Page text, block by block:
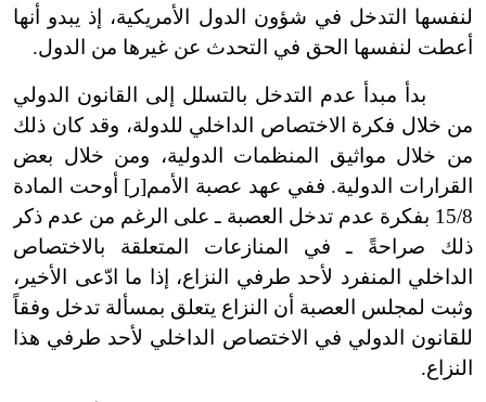
لنفسها التدخل في شؤون الدول الأمريكية، إذ يبدو أنها
أعطت لنفسها الحق في التحدث عن غيرها من الدول.
بدأ مبدأ عدم التدخل بالتسلل إلى القانون الدولي
من خلال فكرة الاختصاص الداخلي للدولة، وقد كان ذلك
من خلال مواثيق المنظمات الدولية، ومن خلال بعض
القرارات الدولية. ففي عهد عصبة الأمم[ر] أوحت المادة
15/8 بفكرة عدم تدخل العصبة ـ على الرغم من عدم ذكر
ذلك صراحةً ـ في المنازعات المتعلقة بالاختصاص
الداخلي المنفرد لأحد طرفي النزاع، إذا ما ادّعى الأخير،
وثبت لمجلس العصبة أن النزاع يتعلق بمسألة تدخل وفقاً
للقانون الدولي في الاختصاص الداخلي لأحد طرفي هذا
النزاع.